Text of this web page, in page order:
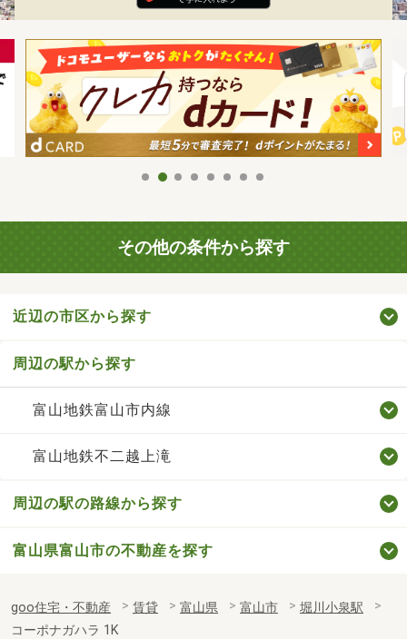
その他の条件から探す
近辺の市区から探す
周辺の駅から探す
富山地鉄富山市内線
富山地鉄不二越上滝
周辺の駅の路線から探す
富山県富山市の不動産を探す
goo住宅・不動産 賃貸 富山県 富山市
堀川小泉駅
コーポナガハラ 1K